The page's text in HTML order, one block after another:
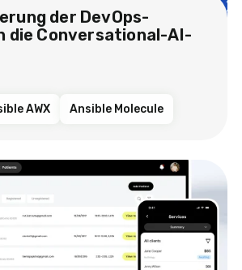
der DevOps-
die Conversational-AI-
AWX Ansible Molecule